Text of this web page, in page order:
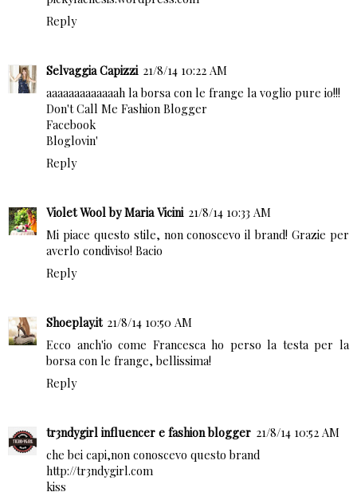
Reply
Selvaggia Capizzi 21/8/14 10:22 AM
aaaaaaaaaaaaah la borsa con le frange la voglio pure io!!!
Don't Call Me Fashion Blogger
Facebook
Bloglovin'
Reply
Violet Wool by Maria Vicini 21/8/14 10:33 AM
Mi piace questo stile, non conoscevo il brand! Grazie per
averlo condiviso! Bacio
Reply
Shoeplay.it 21/8/14 10:50 AM
Ecco anch'io come Francesca ho perso la testa per la
borsa con le frange, bellissima!
Reply
tr3ndygirl influencer e fashion blogger 21/8/14 10:52 AM
che bei capi,non conoscevo questo brand
http://tr3ndygirl.com
kiss